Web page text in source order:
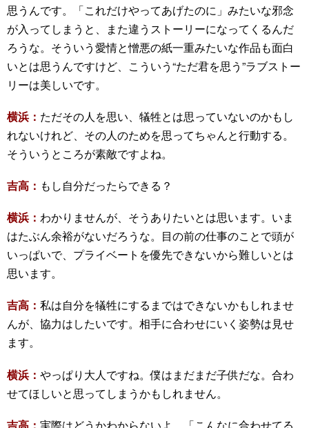
思うんです。「これだけやってあげたのに」みたいな邪念
が入ってしまうと、また違うストーリーになってくるんだ
ろうな。そういう愛情と憎悪の紙一重みたいな作品も面白
いとは思うんですけど、こういう“ただ君を思う”ラブストー
リーは美しいです。
横浜： ただその人を思い、犠牲とは思っていないのかもし
れないけれど、その人のためを思ってちゃんと行動する。
そういうところが素敵ですよね。
吉高： もし自分だったらできる？
横浜： わかりませんが、そうありたいとは思います。いま
はたぶん余裕がないだろうな。目の前の仕事のことで頭が
いっぱいで、プライベートを優先できないから難しいとは
思います。
吉高： 私は自分を犠牲にするまではできないかもしれませ
んが、協力はしたいです。相手に合わせにいく姿勢は見せ
ます。
横浜： やっぱり大人ですね。僕はまだまだ子供だな。合わ
せてほしいと思ってしまうかもしれません。
吉高： 実際はどうかわからないよ。「こんなに合わせてる